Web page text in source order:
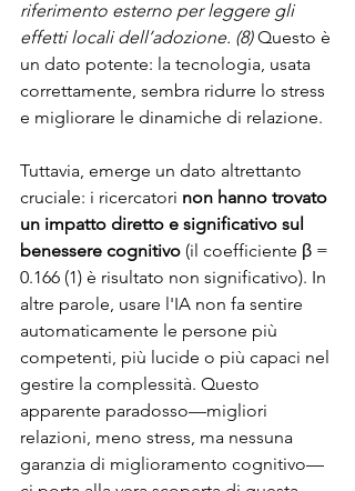
riferimento esterno per leggere gli
effetti locali dell’adozione. (8) Questo è
un dato potente: la tecnologia, usata
correttamente, sembra ridurre lo stress
e migliorare le dinamiche di relazione.
Tuttavia, emerge un dato altrettanto
cruciale: i ricercatori non hanno trovato
un impatto diretto e significativo sul
benessere cognitivo (il coefficiente β =
0.166 (1) è risultato non significativo). In
altre parole, usare l'IA non fa sentire
automaticamente le persone più
competenti, più lucide o più capaci nel
gestire la complessità. Questo
apparente paradosso—migliori
relazioni, meno stress, ma nessuna
garanzia di miglioramento cognitivo—